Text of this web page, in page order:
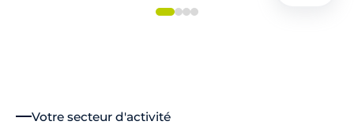
Votre secteur d'activité